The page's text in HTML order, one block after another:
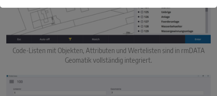
Code-Listen mit Objekten, Attributen und Wertelisten sind in rmDATA
Geomatik vollständig integriert.